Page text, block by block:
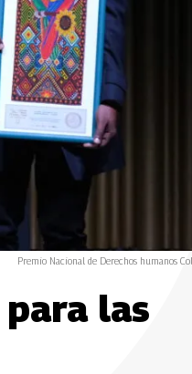
Premio Nacional de Derechos humanos
para las